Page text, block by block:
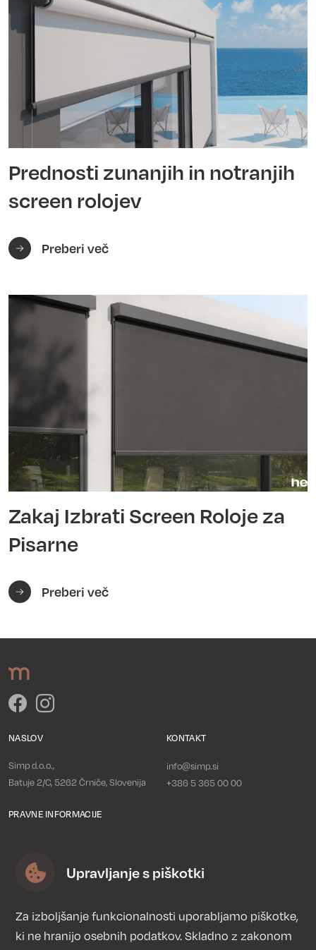
Upravljanje s piškotki
Za izboljšanje funkcionalnosti uporabljamo piškotke,
ki ne hranijo osebnih podatkov. Skladno z zakonom
Prednosti zunanjih in notranjih
screen rolojev
Preberi več
Zakaj Izbrati Screen Roloje za
Pisarne
Preberi več
NASLOV
Simp d.o.o.,
Batuje 2/C, 5262 Črniče, Slovenija
KONTAKT
info@simp.si
+386 5 365 00 00
PRAVNE INFORMACIJE
Splošni pogoji